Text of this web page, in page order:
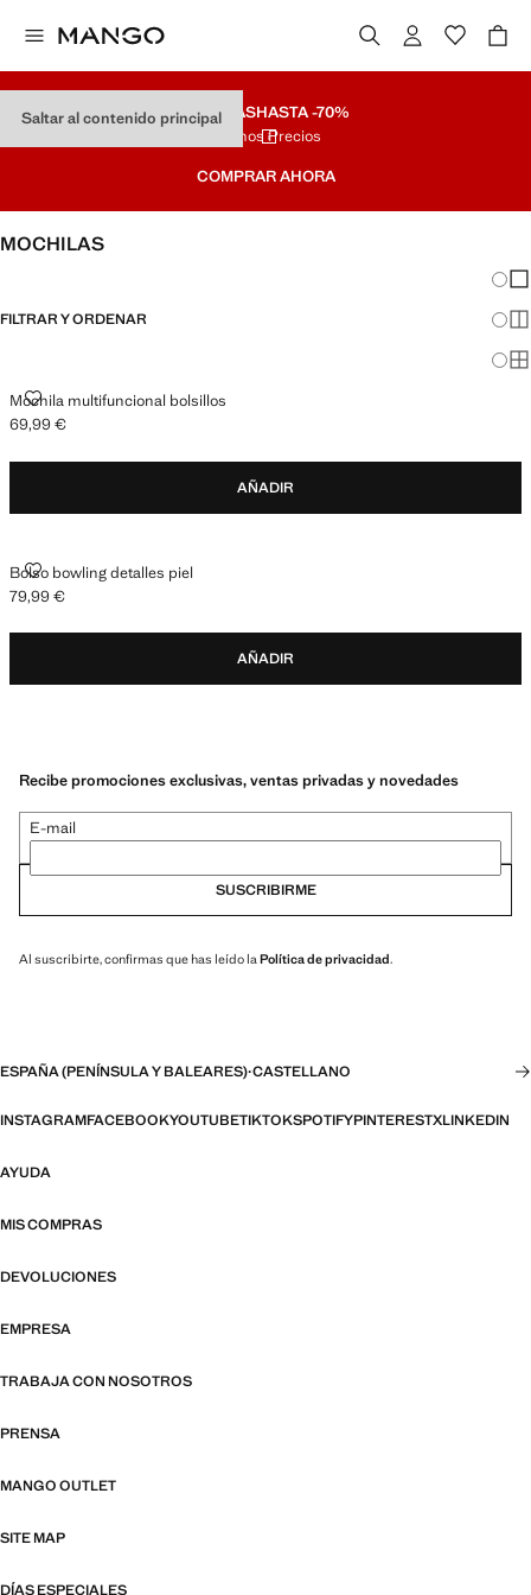
Saltar al contenido principal
REBAJASHASTA -70%
Últimos Precios
COMPRAR AHORA
MOCHILAS
FILTRAR Y ORDENAR
Mochila multifuncional bolsillos
MOCHILA MULTIFUNCIONAL BOLSILLOS
Precio actual [69,99 € ]
69,99 €
AÑADIR
Bolso bowling detalles piel
BOLSO BOWLING DETALLES PIEL
Precio actual [79,99 € ]
79,99 €
AÑADIR
Recibe promociones exclusivas, ventas privadas y novedades
E-mail
SUSCRIBIRME
Al suscribirte, confirmas que has leído la Política de privacidad.
ESPAÑA (PENÍNSULA Y BALEARES)·CASTELLANO
INSTAGRAMFACEBOOKYOUTUBETIKTOKSPOTIFYPINTERESTXLINKEDIN
AYUDA
MIS COMPRAS
DEVOLUCIONES
EMPRESA
TRABAJA CON NOSOTROS
PRENSA
MANGO OUTLET
SITE MAP
DÍAS ESPECIALES